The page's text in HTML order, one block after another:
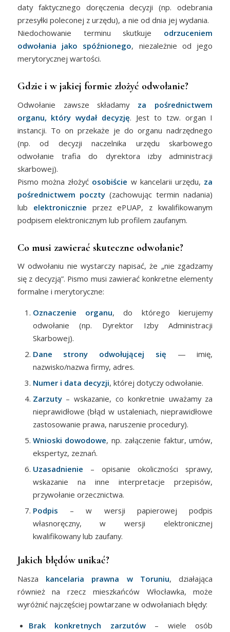
daty faktycznego doręczenia decyzji (np. odebrania
przesyłki poleconej z urzędu), a nie od dnia jej wydania.
Niedochowanie terminu skutkuje odrzuceniem
odwołania jako spóźnionego, niezależnie od jego
merytorycznej wartości.
Gdzie i w jakiej formie złożyć odwołanie?
Odwołanie zawsze składamy za pośrednictwem
organu, który wydał decyzję. Jest to tzw. organ I
instancji. To on przekaże je do organu nadrzędnego
(np. od decyzji naczelnika urzędu skarbowego
odwołanie trafia do dyrektora izby administracji
skarbowej).
Pismo można złożyć osobiście w kancelarii urzędu, za
pośrednictwem poczty(zachowując termin nadania)
lub elektronicznie przez ePUAP, z kwalifikowanym
podpisem elektronicznym lub profilem zaufanym.
Co musi zawierać skuteczne odwołanie?
W odwołaniu nie wystarczy napisać, że „nie zgadzamy
się z decyzją”. Pismo musi zawierać konkretne elementy
formalne i merytoryczne:
Oznaczenie organu, do którego kierujemy
odwołanie (np. Dyrektor Izby Administracji
Skarbowej).
Dane strony odwołującej się — imię,
nazwisko/nazwa firmy, adres.
Numer i data decyzji, której dotyczy odwołanie.
Zarzuty– wskazanie, co konkretnie uważamy za
nieprawidłowe (błąd w ustaleniach, nieprawidłowe
zastosowanie prawa, naruszenie procedury).
Wnioski dowodowe, np. załączenie faktur, umów,
ekspertyz, zeznań.
Uzasadnienie – opisanie okoliczności sprawy,
wskazanie na inne interpretacje przepisów,
przywołanie orzecznictwa.
Podpis – w wersji papierowej podpis
własnoręczny, w wersji elektronicznej
kwalifikowany lub zaufany.
Jakich błędów unikać?
Nasza kancelaria prawna w Toruniu, działająca
również na rzecz mieszkańców Włocławka, może
wyróżnić najczęściej powtarzane w odwołaniach błędy:
Brak konkretnych zarzutów– wiele osób